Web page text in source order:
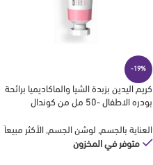
-19%
كريم اليدين بزبدة الشيا والماكاديميا برائحة
بودره الاطفال -50 مل من كوندال
العناية بالجسم, لوشن الجسم, الأكثر مبيعاَ
متوفر في المخزون